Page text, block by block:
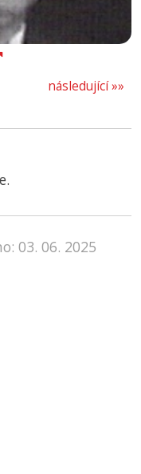
následující »»
03. 06. 2025